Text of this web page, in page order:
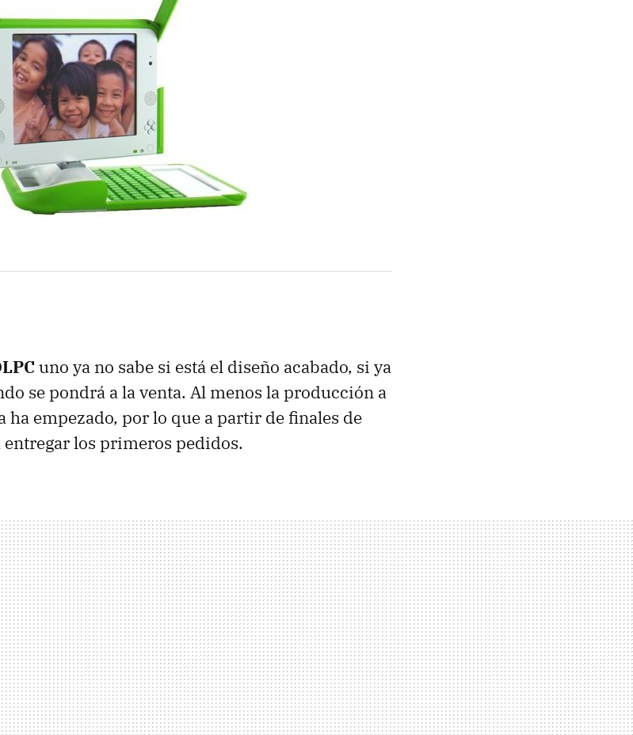
uno ya no sabe si está el diseño acabado, si ya
se pondrá a la venta. Al menos la producción a
ha empezado, por lo que a partir de finales de
entregar los primeros pedidos.